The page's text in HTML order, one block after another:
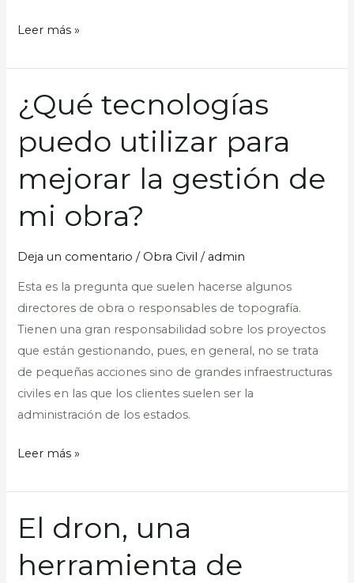
Leer más »
¿Qué tecnologías
puedo utilizar para
mejorar la gestión de
mi obra?
Deja un comentario / Obra Civil / admin
Esta es la pregunta que suelen hacerse algunos
directores de obra o responsables de topografía.
Tienen una gran responsabilidad sobre los proyectos
que están gestionando, pues, en general, no se trata
de pequeñas acciones sino de grandes infraestructuras
civiles en las que los clientes suelen ser la
administración de los estados.
¿Qué
tecnologías
puedo
utilizar
para
mejorar
la
mi
obra?
Leer más »
El dron, una
herramienta de
El
dron,
una